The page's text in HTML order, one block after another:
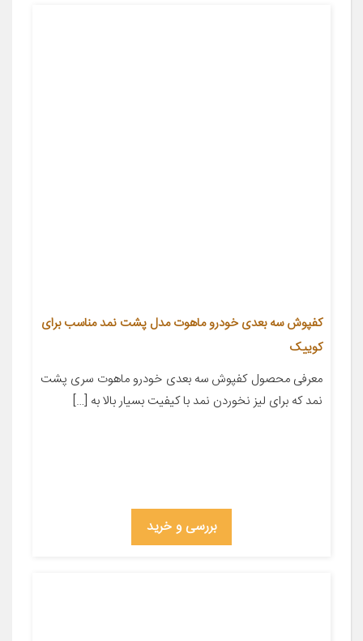
کفپوش سه بعدی خودرو ماهوت مدل پشت نمد مناسب برای
کوییک
معرفی محصول کفپوش سه بعدی خودرو ماهوت سری پشت
نمد که برای لیز نخوردن نمد با کیفیت بسیار بالا به […]
بررسی و خرید